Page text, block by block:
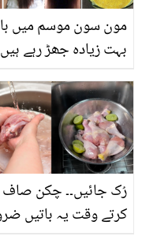
مون سون موسم میں
بہت زیادہ جھڑ رہے
بنانے کے چند قدرتی
رُک جائیں۔۔ چکن صاف
کرتے وقت یہ باتیں